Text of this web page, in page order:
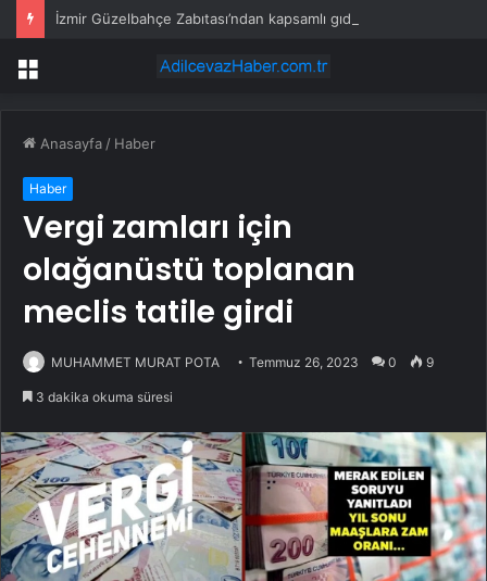
İzmir Güzelbahçe Zabıtası’ndan kapsamlı gıda denetimi
Menü
Anasayfa / Haber
Haber
Vergi zamları için
olağanüstü toplanan
meclis tatile girdi
MUHAMMET MURAT POTA Temmuz 26, 2023 0 9
3 dakika okuma süresi